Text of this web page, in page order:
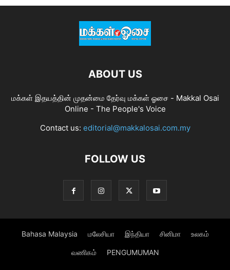
ABOUT US
மக்கள் இதயத்தின் முதன்மை தேர்வு மக்கள் ஓசை - Makkal Osai
Online - The People's Voice
Contact us: editorial@makkalosai.com.my
FOLLOW US
Bahasa Malaysia மலேசியா இந்தியா சினிமா உலகம்
வணிகம் PENGUMUMAN